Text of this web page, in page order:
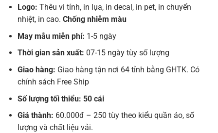
Logo: Thêu vi tính, in lụa, in decal, in pet, in chuyển
nhiệt, in cao. Chống nhiễm màu
May mẫu miễn phí: 1-5 ngày
Thời gian sản xuất: 07-15 ngày tùy số lượng
Giao hàng: Giao hàng tận nơi 64 tỉnh bằng GHTK. Có
chính sách Free Ship
Số lượng tối thiểu: 50 cái
Giá thành: 60.000đ – 250 tùy theo kiểu quần áo, số
lượng và chất liệu vải.